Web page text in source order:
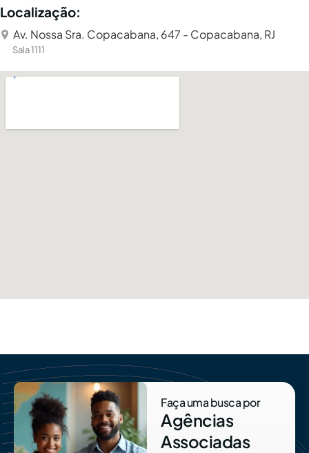
Localização:
Av. Nossa Sra. Copacabana, 647 - Copacabana, RJ
Sala 1111
Faça uma busca por
Agências
Associadas